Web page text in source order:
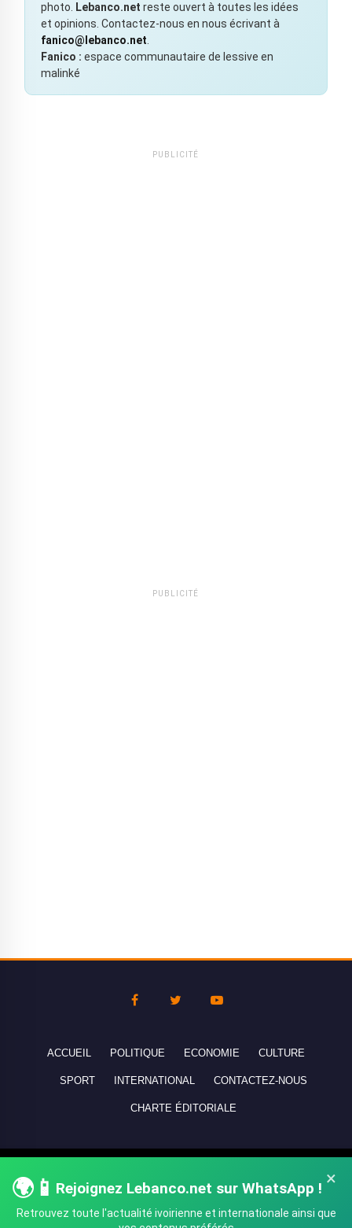
photo.
Lebanco.net reste ouvert à toutes les idées
et opinions. Contactez-nous en nous écrivant à
fanico@lebanco.net
Fanico : espace communautaire de lessive en
malinké
PUBLICITÉ
PUBLICITÉ
×
🌍📱 Rejoignez Lebanco.net sur WhatsApp !
Retrouvez toute l'actualité ivoirienne et internationale ainsi que
ACCUEIL POLITIQUE ECONOMIE CULTURE
SPORT INTERNATIONAL CONTACTEZ-NOUS
CHARTE ÉDITORIALE
réservés - All rights reserved.